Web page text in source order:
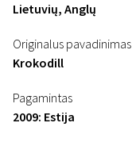
Lietuvių, Anglų
Originalus pavadinimas
Krokodill
Pagamintas
2009: Estija